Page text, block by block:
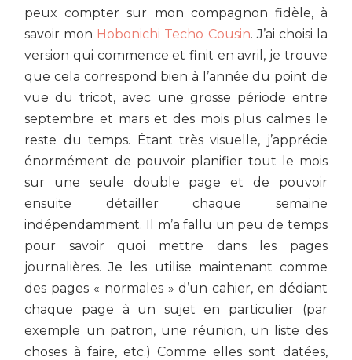
peux compter sur mon compagnon fidèle, à
savoir mon Hobonichi Techo Cousin. J’ai choisi la
version qui commence et finit en avril, je trouve
que cela correspond bien à l’année du point de
vue du tricot, avec une grosse période entre
septembre et mars et des mois plus calmes le
reste du temps. Étant très visuelle, j’apprécie
énormément de pouvoir planifier tout le mois
sur une seule double page et de pouvoir
ensuite détailler chaque semaine
indépendamment. Il m’a fallu un peu de temps
pour savoir quoi mettre dans les pages
journalières. Je les utilise maintenant comme
des pages « normales » d’un cahier, en dédiant
chaque page à un sujet en particulier (par
exemple un patron, une réunion, un liste des
choses à faire, etc.) Comme elles sont datées,